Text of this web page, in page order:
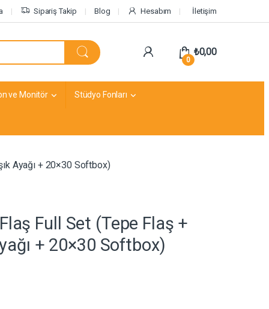
Sipariş Takip Blog Hesabım İletişim
0
₺0,00
ve Monitör Stüdyo Fonları
Ayağı + 20×30 Softbox)
Full Set (Tepe Flaş +
+ 20×30 Softbox)